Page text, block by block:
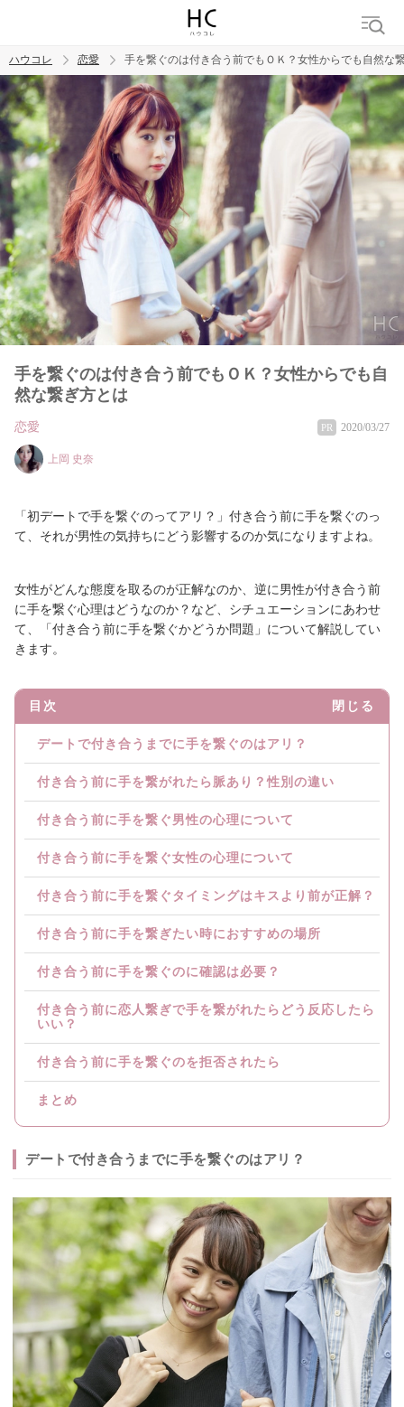
トレンド ワード
恋愛
ハウコレ 恋愛 手を繋ぐのは付き合う前でもＯＫ？女性からでも自然な
手を繋ぐのは付き合う前でもＯＫ？女性からでも自
然な繋ぎ方とは
恋愛 PR 2020/03/27
上岡 史奈
「初デートで手を繋ぐのってアリ？」付き合う前に手を繋ぐのっ
て、それが男性の気持ちにどう影響するのか気になりますよね。
女性がどんな態度を取るのが正解なのか、逆に男性が付き合う前
に手を繋ぐ心理はどうなのか？など、シチュエーションにあわせ
て、「付き合う前に手を繋ぐかどうか問題」について解説してい
きます。
目次 閉じる
デートで付き合うまでに手を繋ぐのはアリ？
付き合う前に手を繋がれたら脈あり？性別の違い
付き合う前に手を繋ぐ男性の心理について
付き合う前に手を繋ぐ女性の心理について
付き合う前に手を繋ぐタイミングはキスより前が正解？
付き合う前に手を繋ぎたい時におすすめの場所
付き合う前に手を繋ぐのに確認は必要？
付き合う前に恋人繋ぎで手を繋がれたらどう反応したら
いい？
付き合う前に手を繋ぐのを拒否されたら
まとめ
デートで付き合うまでに手を繋ぐのはアリ？